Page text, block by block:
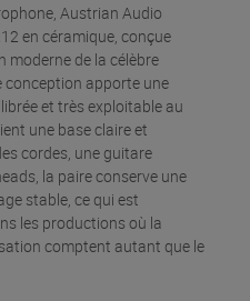
Austrian Audio
en céramique, conçue
moderne de la célèbre
conception apporte une
et très exploitable au
une base claire et
cordes, une guitare
la paire conserve une
stable, ce qui est
les productions où la
comptent autant que le